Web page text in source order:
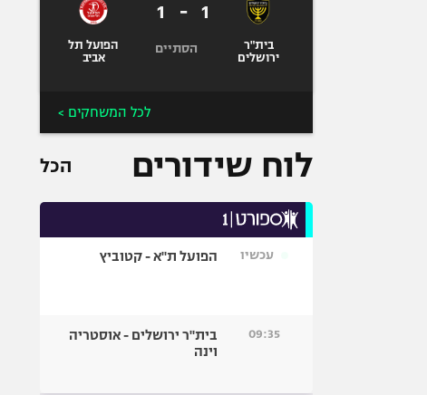
בית"ר
ירושלים
1
-
1
הסתיים
הפועל תל
אביב
לכל המשחקים >
לוח שידורים הכל
עכשיו הפועל ת"א - קטוביץ
09:35
בית"ר ירושלים - אוסטריה
וינה